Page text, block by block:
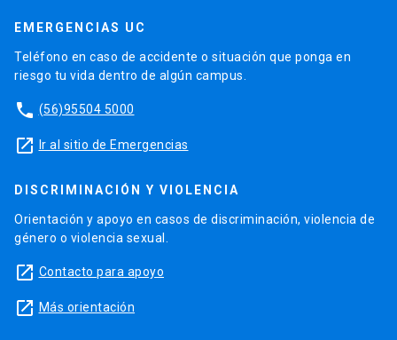
EMERGENCIAS UC
Teléfono en caso de accidente o situación que ponga en
riesgo tu vida dentro de algún campus.
phone (56)95504 5000
launch Ir al sitio de Emergencias
DISCRIMINACIÓN Y VIOLENCIA
Orientación y apoyo en casos de discriminación, violencia de
género o violencia sexual.
launch Contacto para apoyo
launch Más orientación